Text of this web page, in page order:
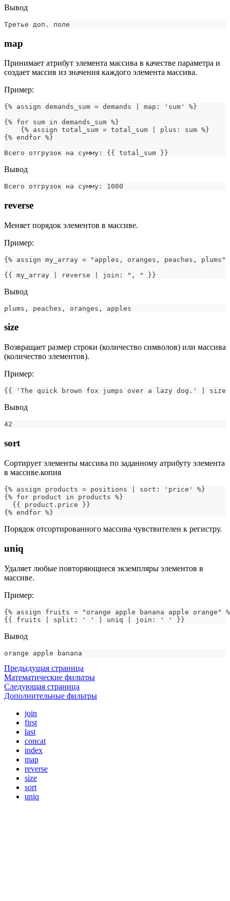
Вывод
Третье доп. поле
map
Принимает атрибут элемента массива в качестве параметра и
создает массив из значения каждого элемента массива.
Пример:
{% assign demands_sum = demands | map: 'sum' %}
{% for sum in demands_sum %}
    {% assign total_sum = total_sum | plus: sum %}
{% endfor %}
Всего отгрузок на сумму: {{ total_sum }}
Вывод
Всего отгрузок на сумму: 1000
reverse
Меняет порядок элементов в массиве.
Пример:
{% assign my_array = "apples, oranges, peaches,
{{ my_array | reverse | join: ", " }}
Вывод
plums, peaches, oranges, apples
size
Возвращает размер строки (количество символов) или массива
(количество элементов).
Пример:
{{ 'The quick brown fox jumps over a lazy dog.' |
Вывод
42
sort
Сортирует элементы массива по заданному атрибуту элемента
в массиве.копия
{% assign products = positions | sort: 'price' %}
{% for product in products %}
  {{ product.price }}
{% endfor %}
Порядок отсортированного массива чувствителен к регистру.
uniq
Удаляет любые повторяющиеся экземпляры элементов в
массиве.
Пример:
{% assign fruits = "orange apple banana apple orange"
{{ fruits | split: ' ' | uniq | join: ' ' }}
Вывод
orange apple banana
Предыдущая страница
Математические фильтры
Следующая страница
Дополнительные фильтры
join
first
last
concat
index
map
reverse
size
sort
uniq